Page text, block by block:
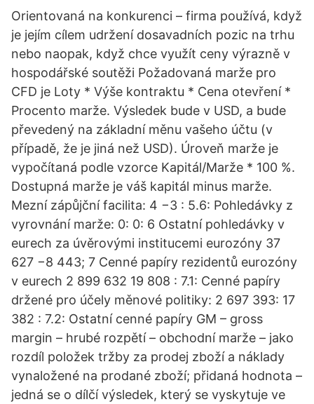
Orientovaná na konkurenci – firma používá, když
je jejím cílem udržení dosavadních pozic na trhu
nebo naopak, když chce využít ceny výrazně v
hospodářské soutěži Požadovaná marže pro
CFD je Loty * Výše kontraktu * Cena otevření *
Procento marže. Výsledek bude v USD, a bude
převedený na základní měnu vašeho účtu (v
případě, že je jiná než USD). Úroveň marže je
vypočítaná podle vzorce Kapitál/Marže * 100 %.
Dostupná marže je váš kapitál minus marže.
Mezní zápůjční facilita: 4 −3 : 5.6: Pohledávky z
vyrovnání marže: 0: 0: 6 Ostatní pohledávky v
eurech za úvěrovými institucemi eurozóny 37
627 −8 443; 7 Cenné papíry rezidentů eurozóny
v eurech 2 899 632 19 808 : 7.1: Cenné papíry
držené pro účely měnové politiky: 2 697 393: 17
382 : 7.2: Ostatní cenné papíry GM – gross
margin – hrubé rozpětí – obchodní marže – jako
rozdíl položek tržby za prodej zboží a náklady
vynaložené na prodané zboží; přidaná hodnota –
jedná se o dílčí výsledek, který se vyskytuje ve